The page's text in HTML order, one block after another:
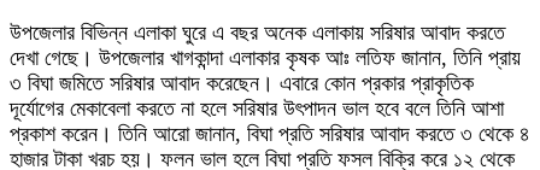
উপজেলার বিভিন্ন এলাকা ঘুরে এ বছর অনেক এলাকায় সরিষার আবাদ করতে
দেখা গেছে। উপজেলার খাগকান্দা এলাকার কৃষক আঃ লতিফ জানান, তিনি প্রায়
৩ বিঘা জমিতে সরিষার আবাদ করেছেন। এবারে কোন প্রকার প্রাকৃতিক
দূর্যোগের মেকাবেলা করতে না হলে সরিষার উৎপাদন ভাল হবে বলে তিনি আশা
প্রকাশ করেন। তিনি আরো জানান, বিঘা প্রতি সরিষার আবাদ করতে ৩ থেকে ৪
হাজার টাকা খরচ হয়। ফলন ভাল হলে বিঘা প্রতি ফসল বিক্রি করে ১২ থেকে